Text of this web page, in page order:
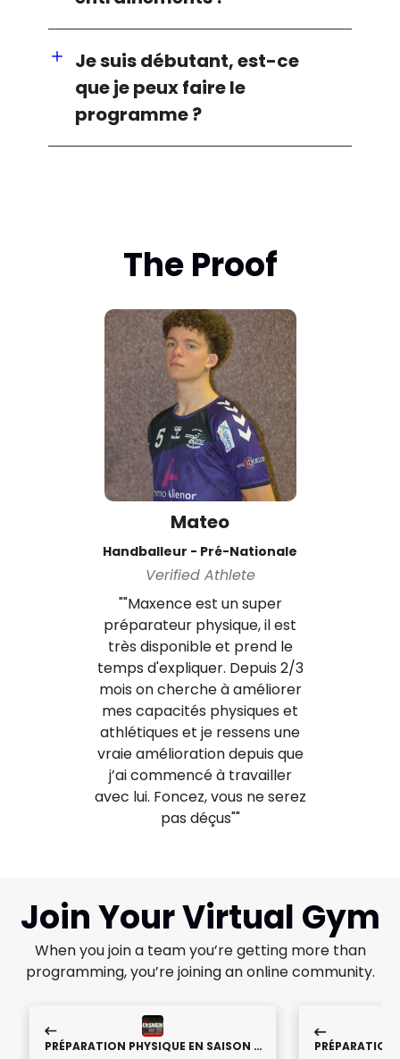
Je suis débutant, est-ce
que je peux faire le
programme ?
The Proof
Mateo
Handballeur - Pré-Nationale
Verified Athlete
""Maxence est un super
préparateur physique, il est
très disponible et prend le
temps d'expliquer. Depuis 2/3
mois on cherche à améliorer
mes capacités physiques et
athlétiques et je ressens une
vraie amélioration depuis que
j’ai commencé à travailler
avec lui. Foncez, vous ne serez
pas déçus""
Join Your Virtual Gym
When you join a team you’re getting more than
programming, you’re joining an online community.
PRÉPARATION PHYSIQUE EN SAISON -